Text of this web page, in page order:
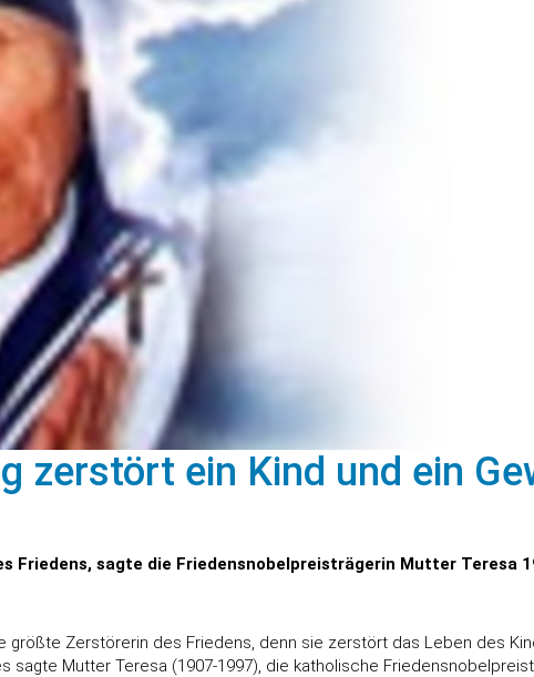
zerstört ein Kind und ein
sagte die Friedensnobelpreisträgerin Mutter Teresa
größte Zerstörerin des Friedens, denn sie zerstört das Leben des
sagte Mutter Teresa (1907-1997), die katholische